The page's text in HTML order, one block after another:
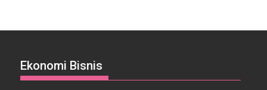
Ekonomi Bisnis